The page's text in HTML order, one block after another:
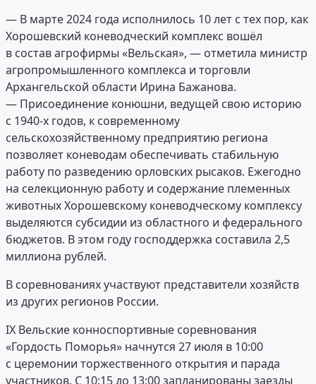
— В марте 2024 года исполнилось 10 лет с тех пор, как
Хорошевский коневодческий комплекс вошёл
в состав агрофирмы «Вельская», — отметила министр
агропромышленного комплекса и торговли
Архангельской области Ирина Бажанова.
— Присоединение конюшни, ведущей свою историю
с 1940-х годов, к современному
сельскохозяйственному предприятию региона
позволяет коневодам обеспечивать стабильную
работу по разведению орловских рысаков. Ежегодно
на селекционную работу и содержание племенных
животных Хорошевскому коневодческому комплексу
выделяются субсидии из областного и федерального
бюджетов. В этом году господдержка составила 2,5
миллиона рублей.
В соревнованиях участвуют представители хозяйств
из других регионов России.
IX Вельские конноспортивные соревнования
«Гордость Поморья» начнутся 27 июля в 10:00
с церемонии торжественного открытия и парада
участников. С 10:15 до 13:00 запланированы заезды